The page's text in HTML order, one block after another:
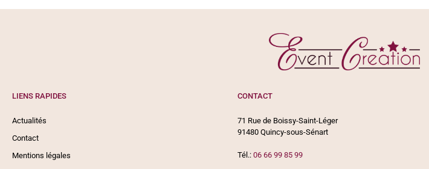
LIENS RAPIDES
Actualités
Contact
Mentions légales
CONTACT
71 Rue de Boissy-Saint-Léger
91480 Quincy-sous-Sénart
Tél.:06 66 99 85 99